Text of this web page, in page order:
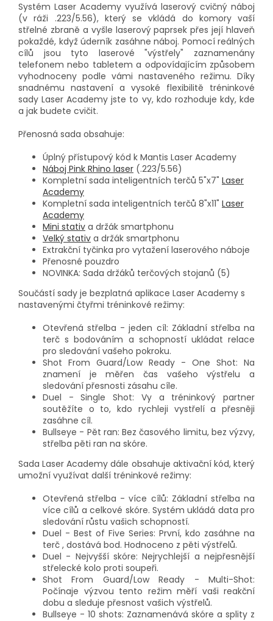
Systém Laser Academy využívá laserový cvičný náboj
(v ráži .223/5.56), který se vkládá do komory vaší
střelné zbraně a vyšle laserový paprsek přes její hlaveň
pokaždé, když úderník zasáhne náboj. Pomocí reálných
cílů jsou tyto laserové "výstřely" zaznamenány
telefonem nebo tabletem a odpovídajícím způsobem
vyhodnoceny podle vámi nastaveného režimu. Díky
snadnému nastavení a vysoké flexibilitě tréninkové
sady Laser Academy jste to vy, kdo rozhoduje kdy, kde
a jak budete cvičit.
Přenosná sada obsahuje:
Úplný přístupový kód k Mantis Laser Academy
Náboj Pink Rhino laser (.223/5.56)
Kompletní sada inteligentních terčů 5"x7" Laser
Academy
Kompletní sada inteligentních terčů 8"x11" Laser
Academy
Mini stativ a držák smartphonu
Velký stativ a držák smartphonu
Extrakční tyčinka pro vytažení laserového náboje
Přenosné pouzdro
NOVINKA: Sada držáků terčových stojanů (5)
Součástí sady je bezplatná aplikace Laser Academy s
nastavenými čtyřmi tréninkové režimy:
Otevřená střelba - jeden cíl: Základní střelba na
terč s bodováním a schopností ukládat relace
pro sledování vašeho pokroku.
Shot From Guard/Low Ready - One Shot: Na
znamení je měřen čas vašeho výstřelu a
sledování přesnosti zásahu cíle.
Duel - Single Shot: Vy a tréninkový partner
soutěžíte o to, kdo rychleji vystřelí a přesněji
zasáhne cíl.
Bullseye - Pět ran: Bez časového limitu, bez výzvy,
střelba pěti ran na skóre.
Sada Laser Academy dále obsahuje aktivační kód, který
umožní využívat další tréninkové režimy:
Otevřená střelba - více cílů: Základní střelba na
více cílů a celkové skóre. Systém ukládá data pro
sledování růstu vašich schopností.
Duel - Best of Five Series: První, kdo zasáhne na
terč , dostává bod. Hodnoceno z pěti výstřelů.
Duel - Nejvyšší skóre: Nejrychlejší a nejpřesnější
střelecké kolo proti soupeři.
Shot From Guard/Low Ready - Multi-Shot:
Počínaje výzvou tento režim měří vaši reakční
dobu a sleduje přesnost vašich výstřelů.
Bullseye - 10 shots: Zaznamenává skóre a splity z